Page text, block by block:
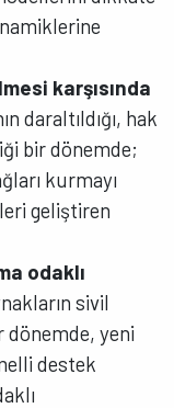
karşısında
daraltıldığı, hak
bir dönemde;
kurmayı
geliştiren
odaklı
sivil
dönemde, yeni
destek